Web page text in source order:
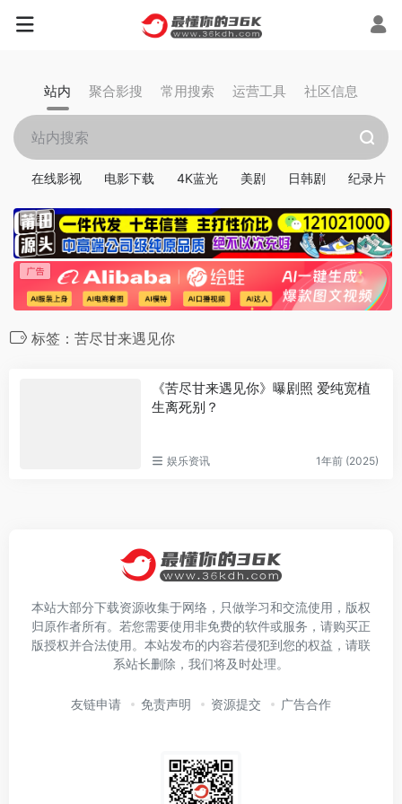
站内 聚合影搜 常用搜索 运营工具 社区信息
在线影视 电影下载 4K蓝光 美剧 日韩剧 纪录片
标签：苦尽甘来遇见你
《苦尽甘来遇见你》曝剧照 爱纯宽植
生离死别？
娱乐资讯 1年前 (2025)
本站大部分下载资源收集于网络，只做学习和交流使用，版权
归原作者所有。若您需要使用非免费的软件或服务，请购买正
版授权并合法使用。本站发布的内容若侵犯到您的权益，请联
系站长删除，我们将及时处理。
友链申请 免责声明 资源提交 广告合作